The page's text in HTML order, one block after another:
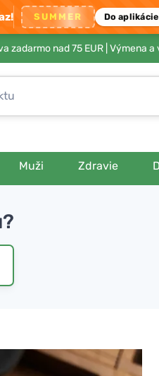
SUMMER Do aplikácie
zadarmo nad 75 EUR | Výmena
Muži Zdravie